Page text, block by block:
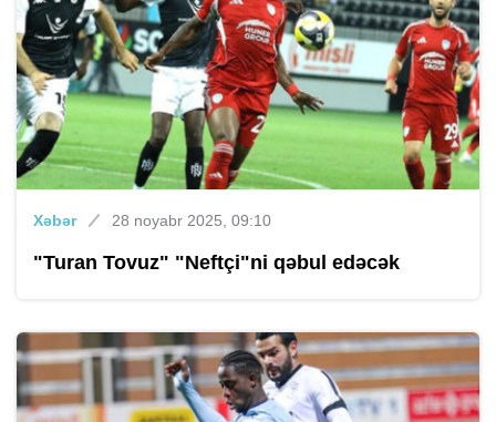
Xəbər 28 noyabr 2025, 09:10
"Turan Tovuz" "Neftçi"ni qəbul edəcək